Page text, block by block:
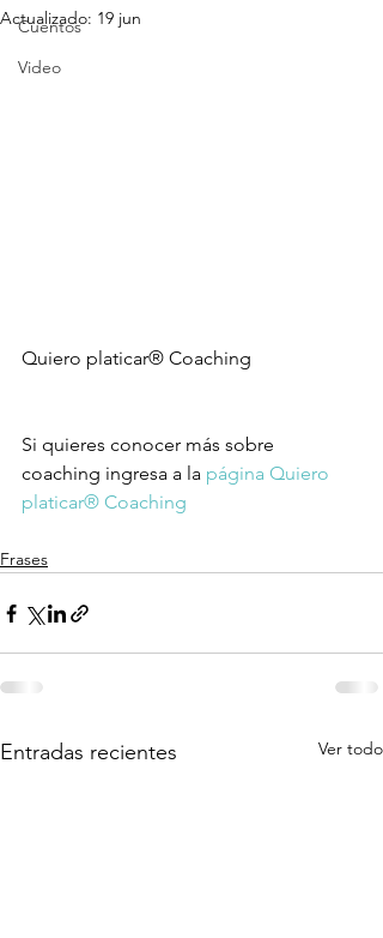
Cuentos
Video
Actualizado: 19 jun
Quiero platicar® Coaching
Si quieres conocer más sobre
coaching ingresa a la página Quiero
platicar® Coaching
Frases
Entradas recientes Ver todo